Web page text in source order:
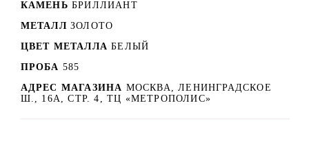
КАМЕНЬ БРИЛЛИАНТ
МЕТАЛЛ ЗОЛОТО
ЦВЕТ МЕТАЛЛА БЕЛЫЙ
ПРОБА 585
АДРЕС МАГАЗИНА МОСКВА, ЛЕНИНГРАДСКОЕ
Ш., 16А, СТР. 4, ТЦ «МЕТРОПОЛИС»